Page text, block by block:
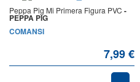
Peppa Pig Mi Primera Figura PVC -
PEPPA PIG
COMANSI
7,99 €